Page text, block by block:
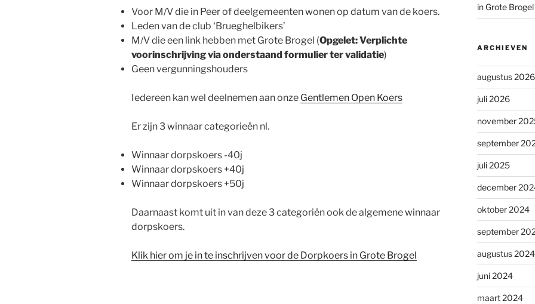
Voor M/V die in Peer of deelgemeenten wonen op datum van de koers.
Leden van de club ‘Brueghelbikers’
M/V die een link hebben met Grote Brogel (Opgelet: Verplichte
voorinschrijving via onderstaand formulier ter validatie)
Geen vergunningshouders
Iedereen kan wel deelnemen aan onze Gentlemen Open Koers
Er zijn 3 winnaar categorieën nl.
Winnaar dorpskoers -40j
Winnaar dorpskoers +40j
Winnaar dorpskoers +50j
Daarnaast komt uit in van deze 3 categoriën ook de algemene winnaar
dorpskoers.
Klik hier om je in te inschrijven voor de Dorpkoers in Grote Brogel
in Grote
ARCHIEVEN
augustus 2026
juli 2026
november
september
juli 2025
december
oktober 2024
september
augustus 2024
juni 2024
maart 2024